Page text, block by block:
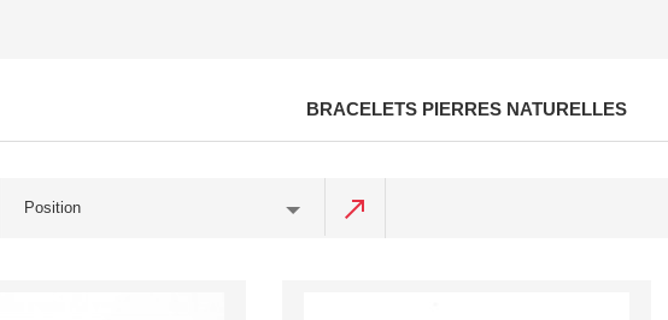
BRACELETS PIERRES NATURELLES
Position